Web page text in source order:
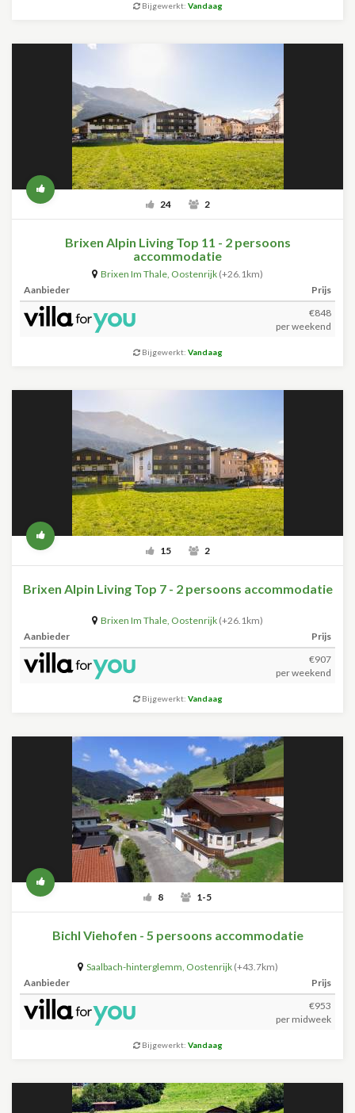
Bijgewerkt: Vandaag
24 2
Brixen Alpin Living Top 11 - 2 persoons
accommodatie
Brixen Im Thale, Oostenrijk (+26.1km)
Aanbieder
Prijs
€848
per weekend
Bijgewerkt: Vandaag
15 2
Brixen Alpin Living Top 7 - 2 persoons accommodatie
Brixen Im Thale, Oostenrijk (+26.1km)
Aanbieder
Prijs
€907
per weekend
Bijgewerkt: Vandaag
8 1-5
Bichl Viehofen - 5 persoons accommodatie
Saalbach-hinterglemm, Oostenrijk (+43.7km)
Aanbieder
Prijs
€953
per midweek
Bijgewerkt: Vandaag